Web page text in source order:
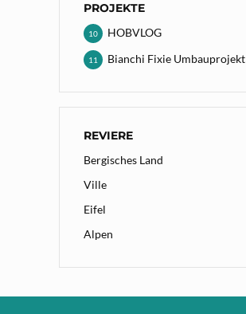
PROJEKTE
HOBVLOG
10
Bianchi Fixie Umbauprojekt
11
REVIERE
Bergisches Land
Ville
Eifel
Alpen